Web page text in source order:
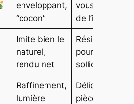
enveloppant,
“cocon”
vous
de l’isolation
Imite bien le
naturel,
rendu net
Résistant,
pour fenêtres
sollicitées
Raffinement,
lumière
Délicat, plutôt
pièces peu